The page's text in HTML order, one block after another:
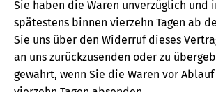
Sie haben die Waren unverzüglich und
spätestens binnen vierzehn Tagen ab
Sie uns über den Widerruf dieses
an uns zurückzusenden oder zu
gewahrt, wenn Sie die Waren vor